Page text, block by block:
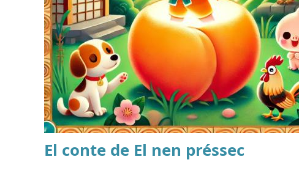
El conte de El nen préssec